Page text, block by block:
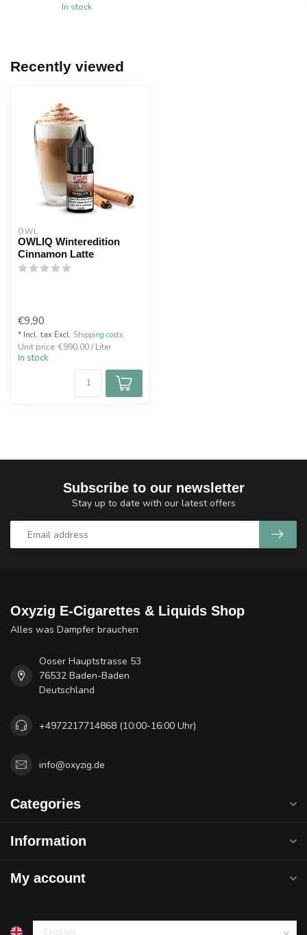
In stock
Recently viewed
OWL
OWLIQ Winteredition
Cinnamon Latte
€9,90
* Incl. tax Excl. Shipping costs
Unit price: €990,00 / Liter
In stock
Subscribe to our newsletter
Stay up to date with our latest offers
Oxyzig E-Cigarettes & Liquids Shop
Alles was Dampfer brauchen
Ooser Hauptstrasse 53
76532 Baden-Baden
Deutschland
+4972217714868 (10:00-16:00 Uhr)
info@oxyzig.de
Categories
Information
My account